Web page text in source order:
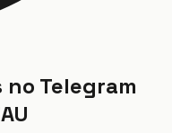
no Telegram